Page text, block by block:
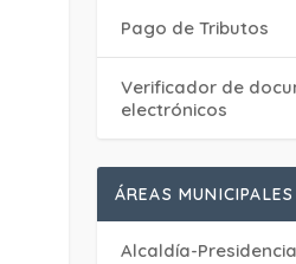
Pago de Tributos
Verificador de
electrónicos
ÁREAS MUNICIPALES
Alcaldía-Presidencia